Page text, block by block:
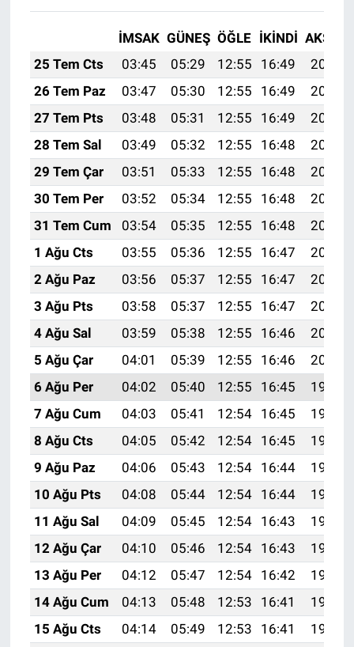
İMSAK GÜNEŞ ÖĞLE İKINDI AKŞAM
25 Tem Cts
03:45 05:29 12:55 16:49
20:11
26 Tem Paz
03:47 05:30 12:55 16:49
20:10
27 Tem Pts
03:48 05:31 12:55 16:49
20:09
28 Tem Sal
03:49 05:32 12:55 16:48
20:08
29 Tem Çar
03:51 05:33 12:55 16:48
20:07
30 Tem Per
03:52 05:34 12:55 16:48
20:06
31 Tem Cum
03:54 05:35 12:55 16:48
20:05
1 Ağu Cts
03:55 05:36 12:55 16:47
20:04
2 Ağu Paz
03:56 05:37 12:55 16:47
20:03
3 Ağu Pts
03:58 05:37 12:55 16:47
20:02
4 Ağu Sal
03:59 05:38 12:55 16:46
20:01
5 Ağu Çar
04:01 05:39 12:55 16:46
20:00
6 Ağu Per
04:02 05:40 12:55 16:45
19:59
7 Ağu Cum
04:03 05:41 12:54 16:45
19:58
8 Ağu Cts
04:05 05:42 12:54 16:45
19:57
9 Ağu Paz
04:06 05:43 12:54 16:44
19:55
10 Ağu Pts
04:08 05:44 12:54 16:44
19:54
11 Ağu Sal
04:09 05:45 12:54 16:43
19:53
12 Ağu Çar
04:10 05:46 12:54 16:43
19:52
13 Ağu Per
04:12 05:47 12:54 16:42
19:50
14 Ağu Cum
04:13 05:48 12:53 16:41
19:49
15 Ağu Cts
04:14 05:49 12:53 16:41
19:48